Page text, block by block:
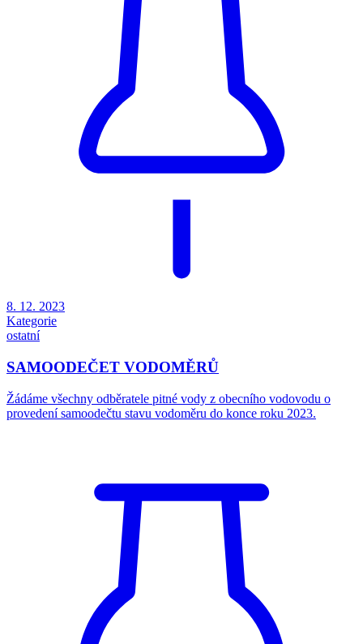
8. 12. 2023
Kategorie
ostatní
SAMOODEČET VODOMĚRŮ
Žádáme všechny odběratele pitné vody z obecního vodovodu o
provedení samoodečtu stavu vodoměru do konce roku 2023.